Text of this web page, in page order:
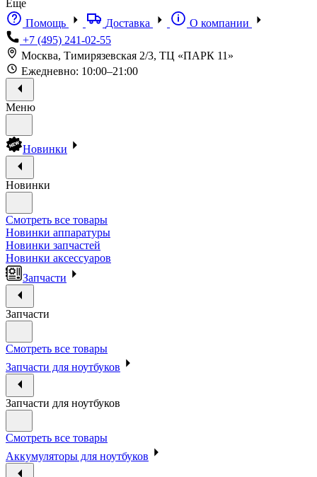
Еще
Помощь
Доставка
О компании
+7 (495) 241-02-55
Москва, Тимирязевская 2/3, ТЦ «ПАРК 11»
Ежедневно: 10:00–21:00
Меню
Новинки
Новинки
Смотреть все товары
Новинки аппаратуры
Новинки запчастей
Новинки аксессуаров
Запчасти
Запчасти
Смотреть все товары
Запчасти для ноутбуков
Запчасти для ноутбуков
Смотреть все товары
Аккумуляторы для ноутбуков